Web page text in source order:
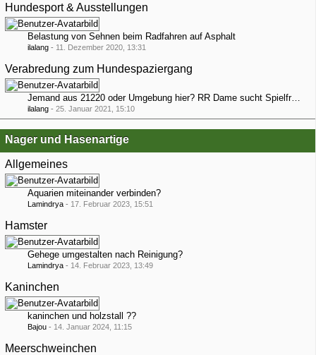
Hundesport & Ausstellungen
Belastung von Sehnen beim Radfahren auf Asphalt
ilalang - 11. Dezember 2020, 13:31
Verabredung zum Hundespaziergang
Jemand aus 21220 oder Umgebung hier? RR Dame sucht Spielfreunde!;)
ilalang - 25. Januar 2021, 15:10
Nager und Hasenartige
Allgemeines
Aquarien miteinander verbinden?
Lamindrya - 17. Februar 2023, 15:51
Hamster
Gehege umgestalten nach Reinigung?
Lamindrya - 14. Februar 2023, 13:49
Kaninchen
kaninchen und holzstall ??
Bajou - 14. Januar 2024, 11:15
Meerschweinchen